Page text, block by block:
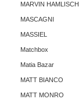
MARVIN HAMLISCH
MASCAGNI
MASSIEL
Matchbox
Matia Bazar
MATT BIANCO
MATT MONRO